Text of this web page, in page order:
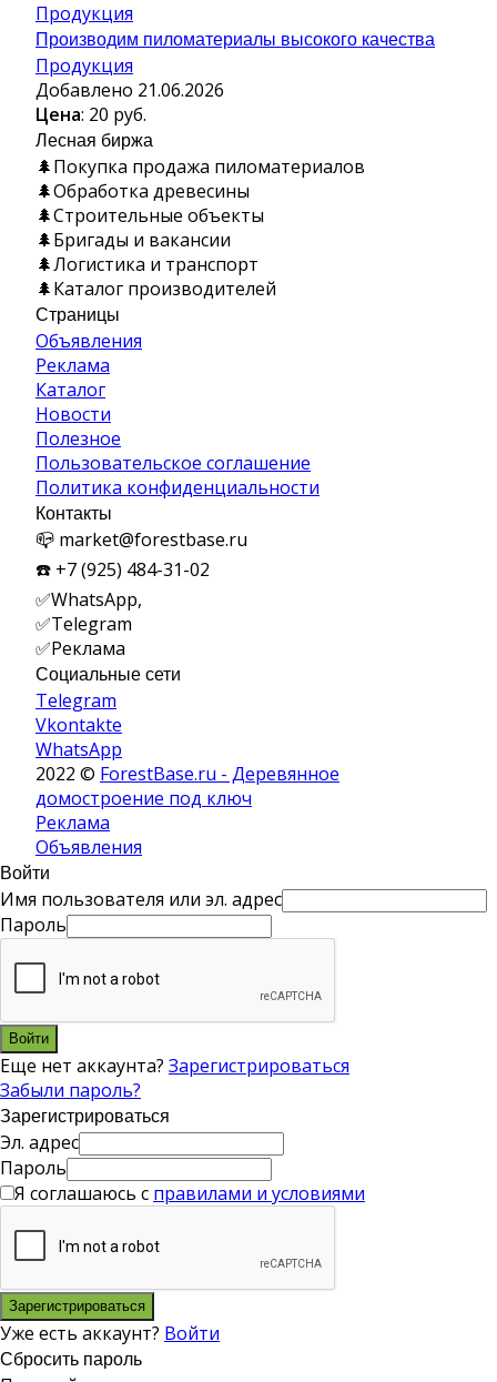
Продукция
Производим пиломатериалы высокого качества
Продукция
Добавлено 21.06.2026
Цена: 20 руб.
Лесная биржа
🌲Покупка продажа пиломатериалов
🌲Обработка древесины
🌲Строительные объекты
🌲Бригады и вакансии
🌲Логистика и транспорт
🌲Каталог производителей
Страницы
Объявления
Реклама
Каталог
Новости
Полезное
Пользовательское соглашение
Политика конфиденциальности
Контакты
📪 market@forestbase.ru
☎️ +7 (925) 484-31-02
✅WhatsApp,
✅Telegram
✅Реклама
Социальные сети
Telegram
Vkontakte
WhatsApp
2022 © ForestBase.ru - Деревянное
домостроение под ключ
Реклама
Объявления
Войти
Имя пользователя или эл. адрес
Пароль
Войти
Еще нет аккаунта? Зарегистрироваться
Забыли пароль?
Зарегистрироваться
Эл. адрес
Пароль
Я соглашаюсь с правилами и условиями
Зарегистрироваться
Уже есть аккаунт? Войти
Сбросить пароль